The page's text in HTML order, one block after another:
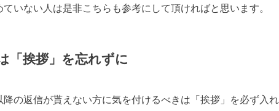
いない人は是非こちらも参考にして頂ければと思います。
「挨拶」を忘れずに
降の返信が貰えない方に気を付けるべきは「挨拶」を必ず入